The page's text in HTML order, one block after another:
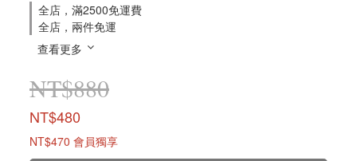
全店，滿2500免運費
全店，兩件免運
查看更多
NT$880
NT$480
NT$470 會員獨享